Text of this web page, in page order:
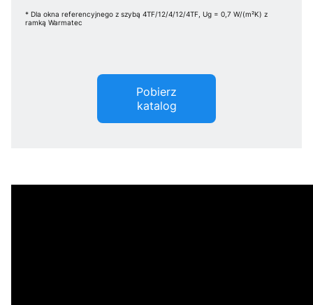
* Dla okna referencyjnego z szybą 4TF/12/4/12/4TF, Ug = 0,7 W/(m²K) z
ramką Warmatec
Pobierz
katalog